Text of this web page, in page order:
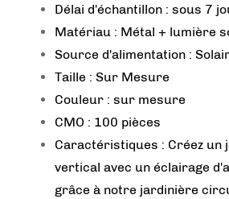
Délai d'échantillon : sous 7
Matériau : Métal + lumière
Source d'alimentation :
Taille : Sur Mesure
Couleur : sur mesure
CMO : 100 pièces
Caractéristiques : Créez un
vertical avec un éclairage
grâce à notre jardinière